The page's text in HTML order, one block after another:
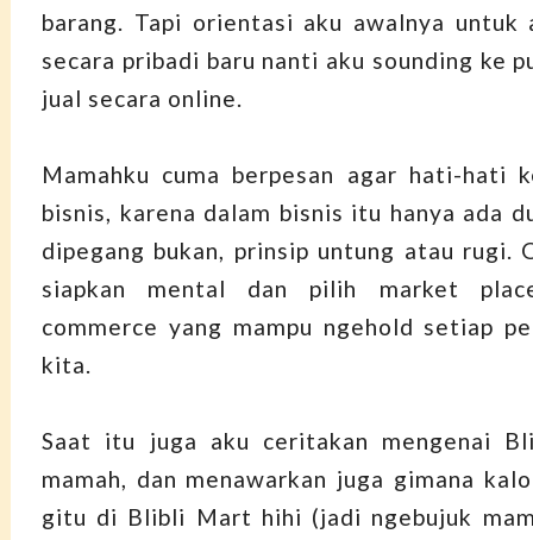
barang. Tapi orientasi aku awalnya untuk
secara pribadi baru nanti aku sounding ke
jual secara online.
Mamahku cuma berpesan agar hati-hati
bisnis, karena dalam bisnis itu hanya ada
dipegang bukan, prinsip untung atau rugi.
siapkan mental dan pilih market
commerce yang mampu ngehold setiap
kita.
Saat itu juga aku ceritakan mengenai
mamah, dan menawarkan juga gimana
gitu di Blibli Mart hihi (jadi ngebujuk